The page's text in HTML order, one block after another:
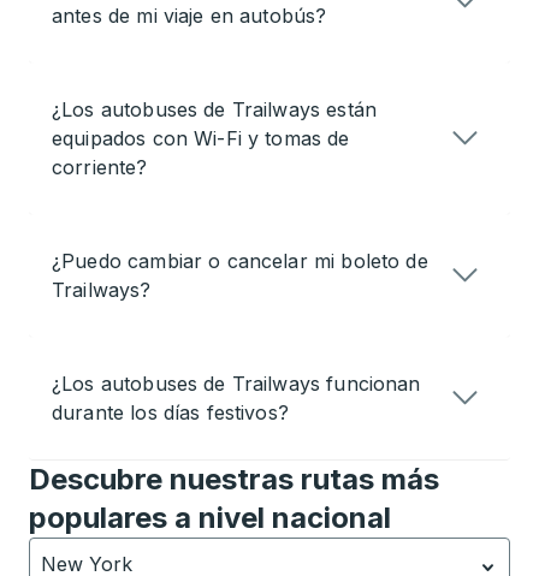
antes de mi viaje en autobús?
¿Los autobuses de Trailways están
equipados con Wi-Fi y tomas de
corriente?
¿Puedo cambiar o cancelar mi boleto de
Trailways?
¿Los autobuses de Trailways funcionan
durante los días festivos?
Descubre nuestras rutas más
populares a nivel nacional
New York